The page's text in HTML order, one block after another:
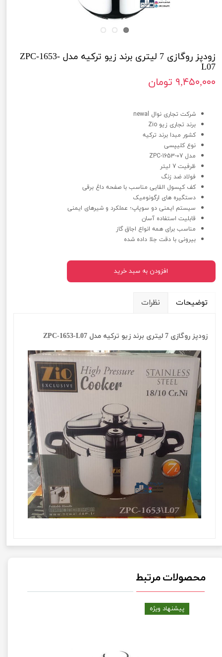
زودپز روگازی 7 لیتری برند زیو ترکیه مدل ZPC-1653-
L07
۹,۴۵۰,۰۰۰ تومان
شرکت تجاری نوال newal
برند تجاری زیو Zio
کشور مبدا برند ترکیه
نوع کلیپسی
مدل ZPC-1653-07
ظرفیت 7 لیتر
فولاد ضد زنگ
کف کپسول القایی مناسب با صفحه داغ برقی
دستگیره های ارگونومیک
سیستم ایمنی دو سوپاپ؛ عملکرد و شیرهای ایمنی
قابلیت استفاده آسان
مناسب برای همه انواع اجاق گاز
بیرونی با دقت جلا داده شده
افزودن به سبد خرید
توضیحات نظرات
زودپز روگازی 7 لیتری برند زیو ترکیه مدل ZPC-1653-L07
محصولات مرتبط
پیشنهاد ویژه